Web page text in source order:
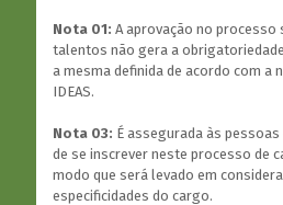
Nota 01: A aprovação no processo
talentos não gera a
a mesma definida de acordo com a
IDEAS.
Nota 03: É assegurada às
de se inscrever neste processo de
modo que será levado em
especificidades do cargo.